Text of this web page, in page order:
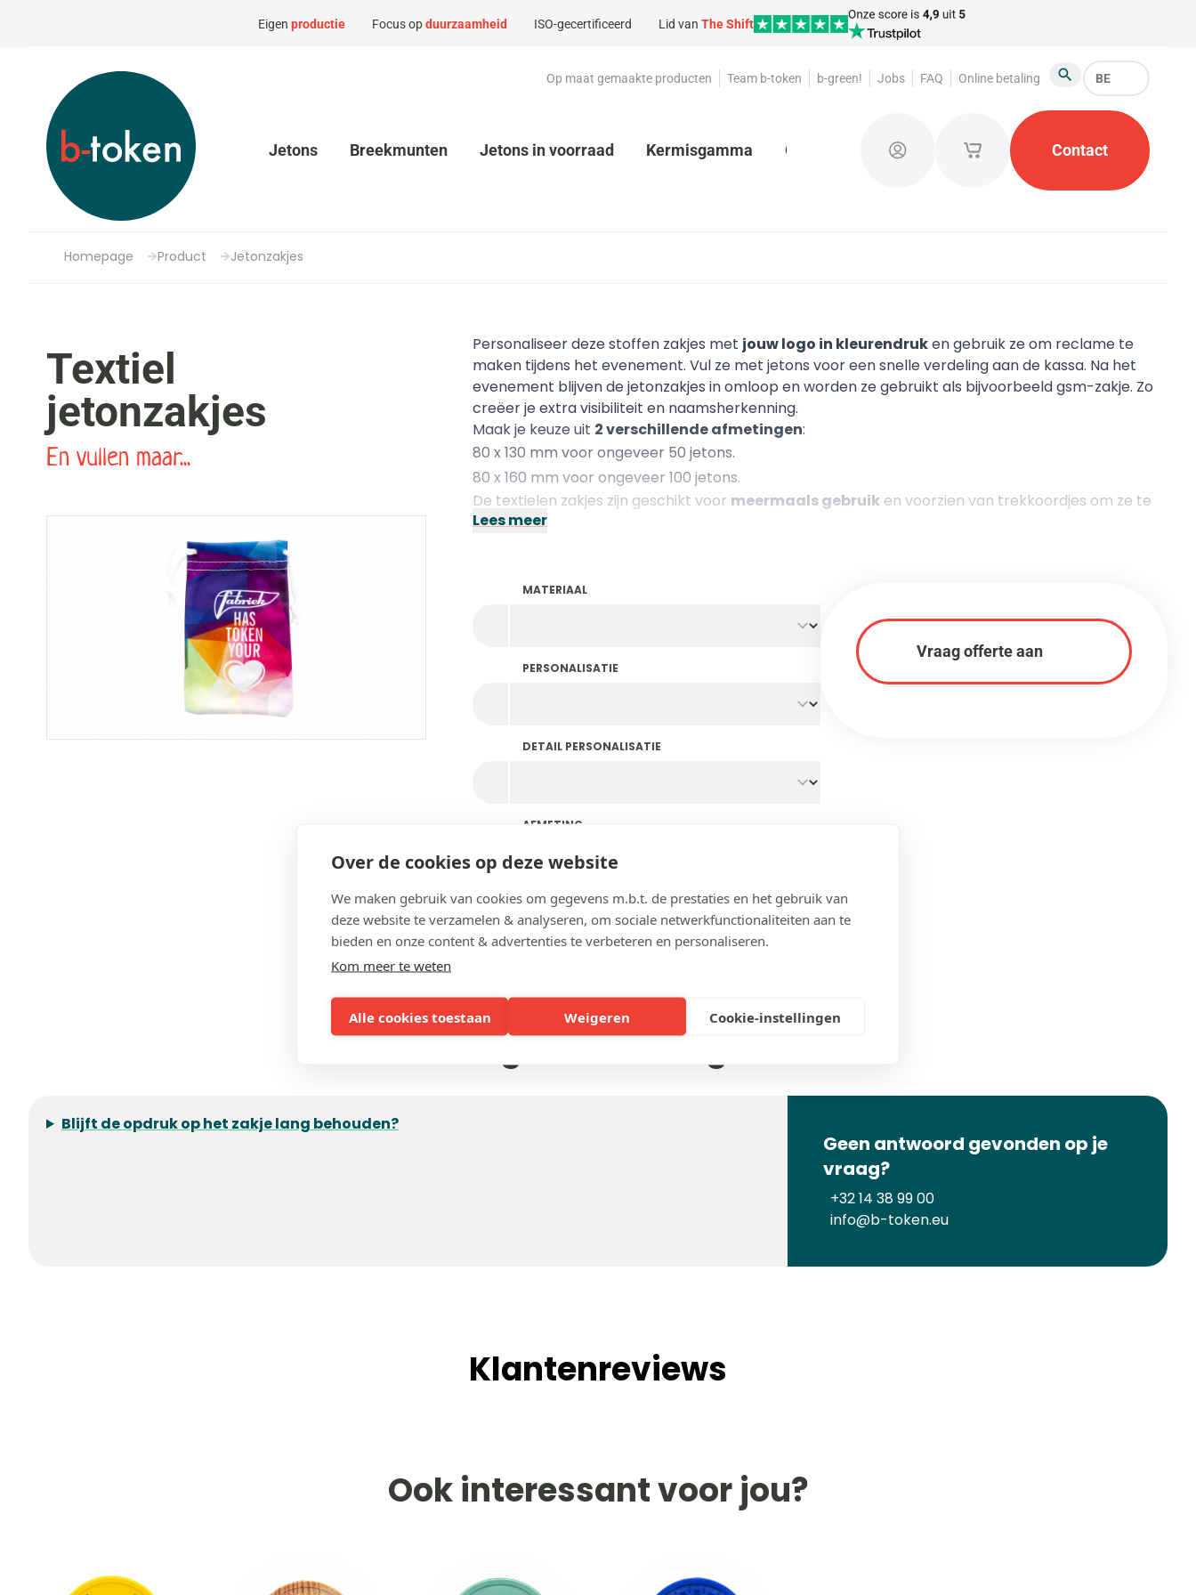
Over de cookies op deze website
We maken gebruik van cookies om gegevens m.b.t. de prestaties en het gebruik van
deze website te verzamelen & analyseren, om sociale netwerkfunctionaliteiten aan te
bieden en onze content & advertenties te verbeteren en personaliseren.
Kom meer te weten
Alle cookies toestaan Weigeren Cookie-instellingen
Eigen productie Focus opduurzaamheid ISO-gecertificeerd Lid van The Shift
Op maat gemaakte producten Team b-token b-green! Jobs FAQ Online betaling
Zoeken
BE
Jetons Breekmunten Jetons in voorraad Kermisgamma Garderobemunten Promotiemateriaal Kleine
Aanmelden Mijn opgeslagen winkelmandjes
Contact
Homepage Product Jetonzakjes
Textiel
jetonzakjes
En vullen maar...
Personaliseer deze stoffen zakjes met jouw logo in kleurendruken gebruik ze om reclame te
maken tijdens het evenement. Vul ze met jetons voor een snelle verdeling aan de kassa. Na het
evenement blijven de jetonzakjes in omloop en worden ze gebruikt als bijvoorbeeld gsm-zakje. Zo
creëer je extra visibiliteit en naamsherkenning.
Maak je keuze uit 2 verschillende afmetingen:
80 x 130 mm voor ongeveer 50 jetons.
80 x 160 mm voor ongeveer 100 jetons.
De textielen zakjes zijn geschikt voor meermaals gebruik en voorzien van trekkoordjes om ze te
sluiten.
Lees meer
MATERIAAL
PERSONALISATIE
DETAIL PERSONALISATIE
AFMETING
Vraag offerte aan
Veelgestelde vragen
Blijft de opdruk op het zakje lang behouden?
Geen antwoord gevonden op je
vraag?
+32 14 38 99 00
info@b-token.eu
Klantenreviews
Ook interessant voor jou?